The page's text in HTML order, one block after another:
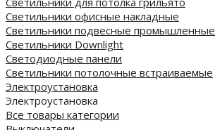
Светильники офисные накладные
Светильники подвесные промышленные
Светильники Downlight
Светодиодные панели
Cветильники потолочные встраиваемые
Электроустановка
Электроустановка
Все товары категории